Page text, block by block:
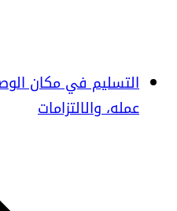
عمله، والالتزامات